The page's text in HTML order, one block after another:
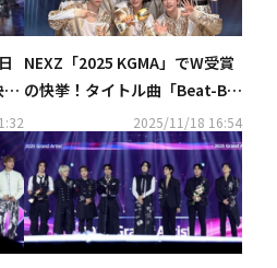
待
NEXZ「2025 KGMA」でW受賞
の快挙！タイトル曲「Beat-Bo
xer」MV再生回数が3000万回を
突破
2025/11/18 16:54